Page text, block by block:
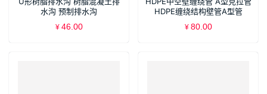
水沟 预制排水沟
¥ 46.00
HDPE缠绕结构壁管A型管
¥ 80.00